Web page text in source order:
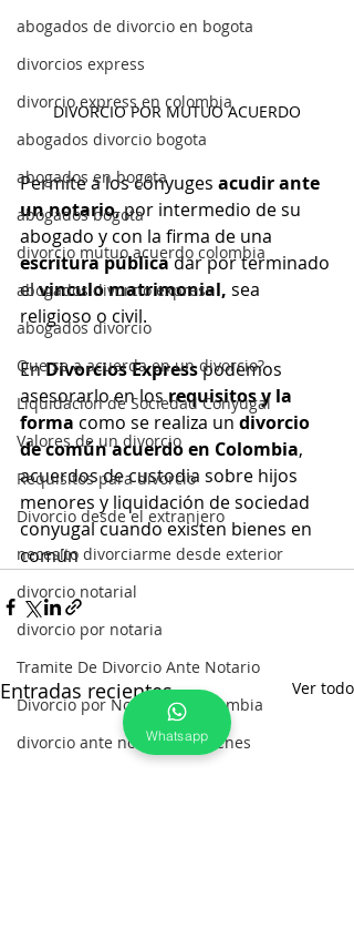
abogados de divorcio en bogota
divorcios express
divorcio express en colombia
abogados divorcio bogota
abogados en bogota
abogados bogota
divorcio mutuo acuerdo colombia
abogados divorcio express
abogados divorcio
Que se a acuerda en un divorcio?
Liquidación de Sociedad Conyugal
Valores de un divorcio
Requisitos para divorcio
Divorcio desde el extranjero
necesito divorciarme desde exterior
divorcio notarial
divorcio por notaria
Tramite De Divorcio Ante Notario
Divorcio por Notaria en Colombia
divorcio ante notario sin bienes
DIVORCIO POR MUTUO ACUERDO
Permite a los cónyuges acudir ante
un notario, por intermedio de su
abogado y con la firma de una
escritura pública dar por terminado
el vinculo matrimonial, sea
religioso o civil.
En Divorcios Express podemos
asesorarlo en los requisitos y la
forma como se realiza un divorcio
de común acuerdo en Colombia,
acuerdos de custodia sobre hijos
menores y liquidación de sociedad
conyugal cuando existen bienes en
común
Entradas recientes Ver todo
Whatsapp